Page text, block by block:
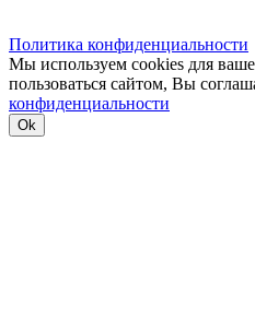
Политика конфиденциальности
Мы используем cookies для
пользоваться сайтом, Вы
конфиденциальности
Ok